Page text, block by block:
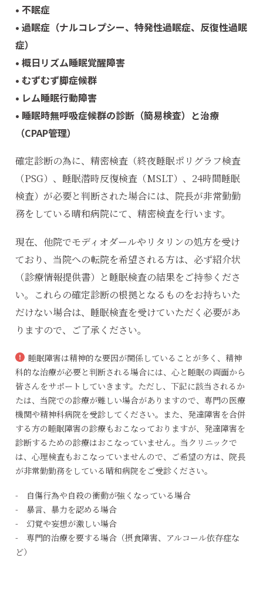
• 不眠症
• 過眠症（ナルコレプシー、特発性過眠症、反復性過眠
症）
• 概日リズム睡眠覚醒障害
• むずむず脚症候群
• レム睡眠行動障害
• 睡眠時無呼吸症候群の診断（簡易検査）と治療
（CPAP管理）
確定診断の為に、精密検査（終夜睡眠ポリグラフ検査
（PSG）、睡眠潜時反復検査（MSLT）、24時間睡眠
検査）が必要と判断された場合には、院長が非常勤勤
務をしている晴和病院にて、精密検査を行います。
現在、他院でモディオダールやリタリンの処方を受け
ており、当院への転院を希望される方は、必ず紹介状
（診療情報提供書）と睡眠検査の結果をご持参くださ
い。これらの確定診断の根拠となるものをお持ちいた
だけない場合は、睡眠検査を受けていただく必要があ
りますので、ご了承ください。
睡眠障害は精神的な要因が関係していることが多く、精神
科的な治療が必要と判断される場合には、心と睡眠の両面から
皆さんをサポートしていきます。ただし、下記に該当されるか
たは、当院での診療が難しい場合がありますので、専門の医療
機関や精神科病院を受診してください。また、発達障害を合併
する方の睡眠障害の診療もおこなっておりますが、発達障害を
診断するための診療はおこなっていません。当クリニックで
は、心理検査もおこなっていませんので、ご希望の方は、院長
が非常勤勤務をしている晴和病院をご受診ください。
- 自傷行為や自殺の衝動が強くなっている場合
- 暴言、暴力を認める場合
- 幻覚や妄想が激しい場合
- 専門的治療を要する場合（摂食障害、アルコール依存症な
ど）